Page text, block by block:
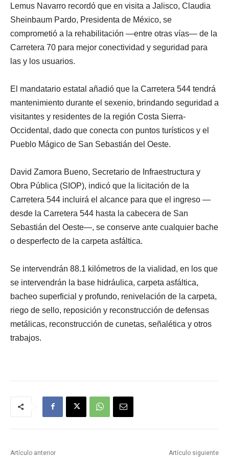
Lemus Navarro recordó que en visita a Jalisco, Claudia
Sheinbaum Pardo, Presidenta de México, se
comprometió a la rehabilitación —entre otras vías— de la
Carretera 70 para mejor conectividad y seguridad para
las y los usuarios.
El mandatario estatal añadió que la Carretera 544 tendrá
mantenimiento durante el sexenio, brindando seguridad a
visitantes y residentes de la región Costa Sierra-
Occidental, dado que conecta con puntos turísticos y el
Pueblo Mágico de San Sebastián del Oeste.
David Zamora Bueno, Secretario de Infraestructura y
Obra Pública (SIOP), indicó que la licitación de la
Carretera 544 incluirá el alcance para que el ingreso —
desde la Carretera 544 hasta la cabecera de San
Sebastián del Oeste—, se conserve ante cualquier bache
o desperfecto de la carpeta asfáltica.
Se intervendrán 88.1 kilómetros de la vialidad, en los que
se intervendrán la base hidráulica, carpeta asfáltica,
bacheo superficial y profundo, renivelación de la carpeta,
riego de sello, reposición y reconstrucción de defensas
metálicas, reconstrucción de cunetas, señalética y otros
trabajos.
Artículo anterior Artículo siguiente